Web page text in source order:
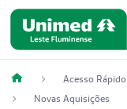
Acesso Rápido
Novas Aquisições